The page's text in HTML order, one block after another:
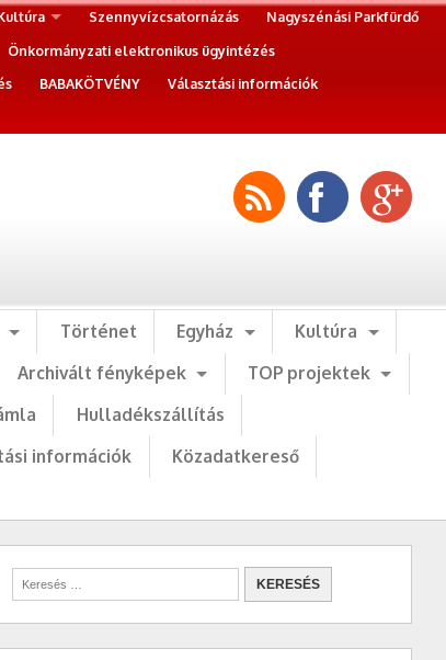
Szennyvízcsatornázás
Nagyszénási Parkfürdő
Önkormányzati elektronikus ügyintézés
BABAKÖTVÉNY
Választási információk
Történet Egyház
Kultúra
Archivált fényképek
TOP projektek
Hulladékszállítás
információk
Közadatkereső